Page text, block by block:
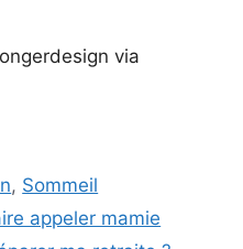
via
, Sommeil
appeler mamie